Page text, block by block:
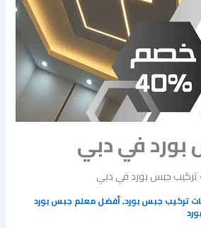
في دبي
تركيب جبس بورد في دبي
تركيب جبس بورد,أفضل معلم جبس بورد